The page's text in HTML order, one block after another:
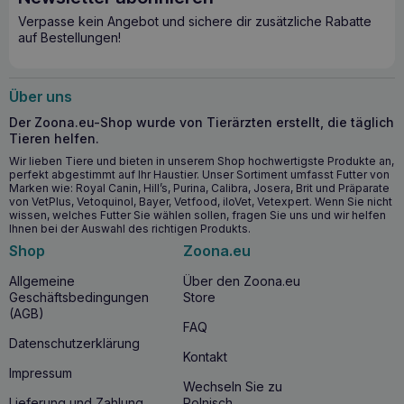
und präzise Dosierung und stellt sicher, dass Ihr Hund oder
Ihre Katze genau das bekommt, was er/sie braucht.
Wichtigste Vorteile für die Gesundheit
Unterstützt die gesunde Entwicklung von Knochen und
Gelenken bei Welpen und Katzen
Beugt Hautproblemen und übermäßigem Haarwuchs vor
Stärkt das Immunsystem und hilft bei der Bekämpfung
von Infektionen
Unterstützt die Gesundheit von Herz, Nieren, Leber,
Gelenken, Gehirn und Augen
Ab wann sollten Sie HOLISTA Lebertran für
Hunde und Katzen 1000ml verwenden?
Eine Supplementierung mitHOLISTA Lebertran für Hunde
und Katzen 1000ml
Hautproblemen,
sowie bei Welpen großer Rassen während der
begonnen werden. Dieses Produkt ist
für Hunde und Katzen jeden Alters geeignet, insbesondere
für solche, die eine BARF-Diäteinhalten oder eine
Verpasse kein Angebot und sichere dir zusätzliche Rabatte
auf Bestellungen!
Über uns
Der Zoona.eu-Shop wurde von Tierärzten erstellt, die täglich
Tieren helfen.
Wir lieben Tiere und bieten in unserem Shop hochwertigste Produkte an,
perfekt abgestimmt auf Ihr Haustier. Unser Sortiment umfasst Futter von
Marken wie: Royal Canin, Hill’s, Purina, Calibra, Josera, Brit und Präparate
von VetPlus, Vetoquinol, Bayer, Vetfood, iloVet, Vetexpert. Wenn Sie nicht
wissen, welches Futter Sie wählen sollen, fragen Sie uns und wir helfen
Ihnen bei der Auswahl des richtigen Produkts.
Shop
Allgemeine
Geschäftsbedingungen
(AGB)
Datenschutzerklärung
Impressum
Zoona.eu
Über den Zoona.eu
Store
FAQ
Kontakt
Wechseln Sie zu